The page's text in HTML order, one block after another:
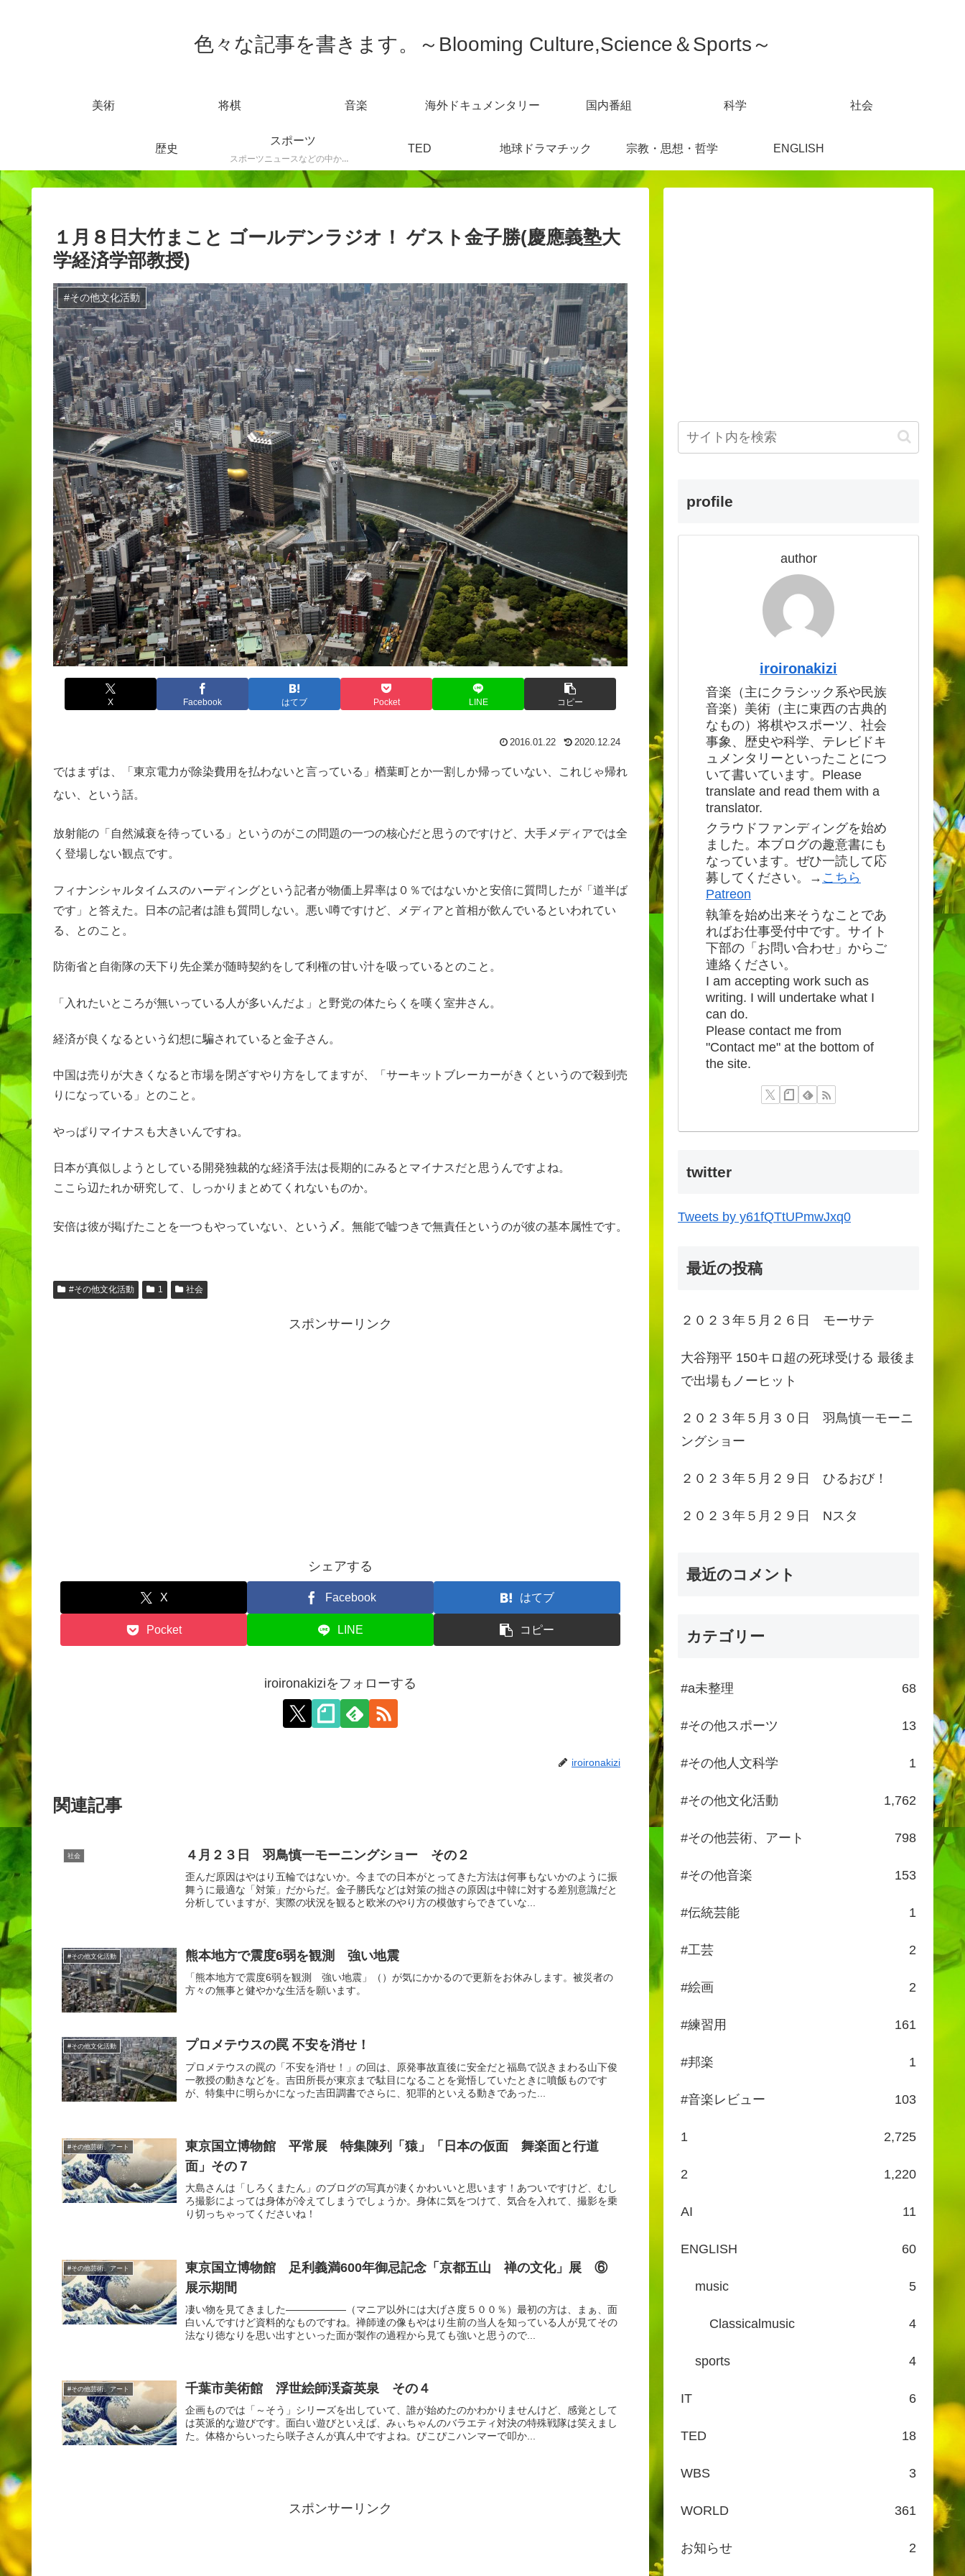
色々な記事を書きます。～Blooming Culture,Science＆Sports～
美術 将棋 音楽 海外ドキュメンタリー 国内番組 科学 社会
歴史
スポーツ
スポーツニュースなどの中から感じた事を書きます。
TED 地球ドラマチック 宗教・思想・哲学 ENGLISH
１月８日大竹まこと ゴールデンラジオ！ ゲスト金子勝(慶應義塾大
学経済学部教授)
#その他文化活動
X Facebook はてブ Pocket LINE コピー
2016.01.22 2020.12.24
ではまずは、「東京電力が除染費用を払わないと言っている」楢葉町とか一割しか帰っていない、これじゃ帰れ
ない、という話。
放射能の「自然減衰を待っている」というのがこの問題の一つの核心だと思うのですけど、大手メディアでは全
く登場しない観点です。
フィナンシャルタイムスのハーディングという記者が物価上昇率は０％ではないかと安倍に質問したが「道半ば
です」と答えた。日本の記者は誰も質問しない。悪い噂ですけど、メディアと首相が飲んでいるといわれてい
る、とのこと。
防衛省と自衛隊の天下り先企業が随時契約をして利権の甘い汁を吸っているとのこと。
「入れたいところが無いっている人が多いんだよ」と野党の体たらくを嘆く室井さん。
経済が良くなるという幻想に騙されていると金子さん。
中国は売りが大きくなると市場を閉ざすやり方をしてますが、「サーキットブレーカーがきくというので殺到売
りになっている」とのこと。
やっぱりマイナスも大きいんですね。
日本が真似しようとしている開発独裁的な経済手法は長期的にみるとマイナスだと思うんですよね。
ここら辺たれか研究して、しっかりまとめてくれないものか。
安倍は彼が掲げたことを一つもやっていない、という〆。無能で嘘つきで無責任というのが彼の基本属性です。
#その他文化活動 1 社会
スポンサーリンク
シェアする
X Facebook はてブ
Pocket LINE コピー
iroironakiziをフォローする
iroironakizi
関連記事
社会 ４月２３日 羽鳥慎一モーニングショー その２
歪んだ原因はやはり五輪ではないか。今までの日本がとってきた方法は何事もないかのように振
舞うに最適な「対策」だからだ。金子勝氏などは対策の拙さの原因は中韓に対する差別意識だと
分析していますが、実際の状況を観ると欧米のやり方の模倣すらできていな...
#その他文化活動 熊本地方で震度6弱を観測 強い地震
「熊本地方で震度6弱を観測 強い地震」（）が気にかかるので更新をお休みします。被災者の
方々の無事と健やかな生活を願います。
#その他文化活動 プロメテウスの罠 不安を消せ！
プロメテウスの罠の「不安を消せ！」の回は、原発事故直後に安全だと福島で説きまわる山下俊
一教授の動きなどを。吉田所長が東京まで駄目になることを覚悟していたときに噴飯ものです
が、特集中に明らかになった吉田調書でさらに、犯罪的といえる動きであった...
#その他芸術、アート
東京国立博物館 平常展 特集陳列「猿」「日本の仮面 舞楽面と行道
面」その７
大島さんは「しろくまたん」のブログの写真が凄くかわいいと思います！あついですけど、むし
ろ撮影によっては身体が冷えてしまうでしょうか。身体に気をつけて、気合を入れて、撮影を乗
り切っちゃってくださいね！
#その他芸術、アート
東京国立博物館 足利義満600年御忌記念「京都五山 禅の文化」展 ⑥
展示期間
凄い物を見てきました――――――（マニア以外には大げさ度５００％）最初の方は、まぁ、面
白いんですけど資料的なものですね。禅師達の像もやはり生前の当人を知っている人が見てその
法なり徳なりを思い出すといった面が製作の過程から見ても強いと思うので...
#その他芸術、アート 千葉市美術館 浮世絵師渓斎英泉 その４
企画ものでは「～そう」シリーズを出していて、誰が始めたのかわかりませんけど、感覚として
は英派的な遊びです。面白い遊びといえば、みぃちゃんのバラエティ対決の特殊戦隊は笑えまし
た。体格からいったら咲子さんが真ん中ですよね。ぴこぴこハンマーで叩か...
スポンサーリンク
profile
author
iroironakizi
音楽（主にクラシック系や民族
音楽）美術（主に東西の古典的
なもの）将棋やスポーツ、社会
事象、歴史や科学、テレビドキ
ュメンタリーといったことにつ
いて書いています。Please
translate and read them with a
translator.
クラウドファンディングを始め
ました。本ブログの趣意書にも
なっています。ぜひ一読して応
募してください。→ こちら
Patreon
執筆を始め出来そうなことであ
ればお仕事受付中です。サイト
下部の「お問い合わせ」からご
連絡ください。
I am accepting work such as
writing. I will undertake what I
can do.
Please contact me from
"Contact me" at the bottom of
the site.
twitter
Tweets by y61fQTtUPmwJxq0
最近の投稿
２０２３年５月２６日 モーサテ
大谷翔平 150キロ超の死球受ける 最後ま
で出場もノーヒット
２０２３年５月３０日 羽鳥慎一モーニ
ングショー
２０２３年５月２９日 ひるおび！
２０２３年５月２９日 Nスタ
最近のコメント
カテゴリー
#a未整理 68
#その他スポーツ 13
#その他人文科学 1
#その他文化活動 1,762
#その他芸術、アート 798
#その他音楽 153
#伝統芸能 1
#工芸 2
#絵画 2
#練習用 161
#邦楽 1
#音楽レビュー 103
1 2,725
2 1,220
AI 11
ENGLISH 60
music 5
Classicalmusic 4
sports 4
IT 6
TED 18
WBS 3
WORLD 361
お知らせ 2